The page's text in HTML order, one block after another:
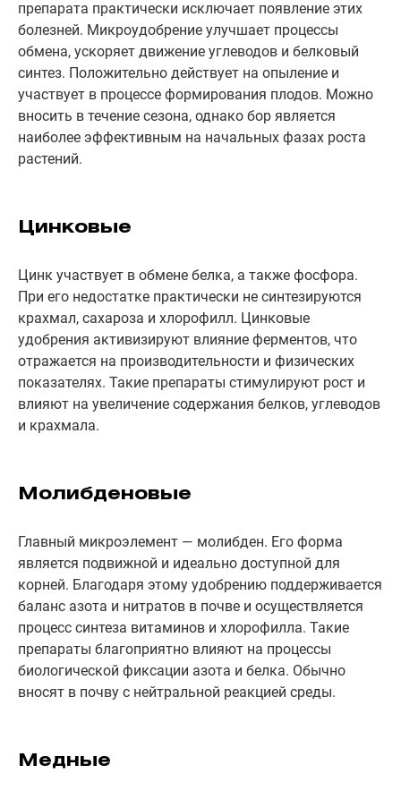
препарата практически исключает появление этих
болезней. Микроудобрение улучшает процессы
обмена, ускоряет движение углеводов и белковый
синтез. Положительно действует на опыление и
участвует в процессе формирования плодов. Можно
вносить в течение сезона, однако бор является
наиболее эффективным на начальных фазах роста
растений.
Цинковые
Цинк участвует в обмене белка, а также фосфора.
При его недостатке практически не синтезируются
крахмал, сахароза и хлорофилл. Цинковые
удобрения активизируют влияние ферментов, что
отражается на производительности и физических
показателях. Такие препараты стимулируют рост и
влияют на увеличение содержания белков, углеводов
и крахмала.
Молибденовые
Главный микроэлемент — молибден. Его форма
является подвижной и идеально доступной для
корней. Благодаря этому удобрению поддерживается
баланс азота и нитратов в почве и осуществляется
процесс синтеза витаминов и хлорофилла. Такие
препараты благоприятно влияют на процессы
биологической фиксации азота и белка. Обычно
вносят в почву с нейтральной реакцией среды.
Медные